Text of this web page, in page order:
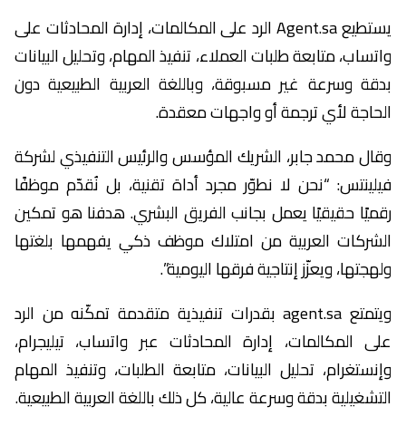
يستطيع Agent.sa الرد على المكالمات، إدارة المحادثات على
واتساب، متابعة طلبات العملاء، تنفيذ المهام، وتحليل البيانات
بدقة وسرعة غير مسبوقة، وباللغة العربية الطبيعية دون
الحاجة لأي ترجمة أو واجهات معقدة.
وقال محمد جابر، الشريك المؤسس والرئيس التنفيذي لشركة
فيلينتس: “نحن لا نطوّر مجرد أداة تقنية، بل نُقدّم موظفًا
رقميًا حقيقيًا يعمل بجانب الفريق البشري. هدفنا هو تمكين
الشركات العربية من امتلاك موظف ذكي يفهمها بلغتها
ولهجتها، ويعزّز إنتاجية فرقها اليومية”.
ويتمتع agent.sa بقدرات تنفيذية متقدمة تمكّنه من الرد
على المكالمات، إدارة المحادثات عبر واتساب، تيليجرام،
وإنستغرام، تحليل البيانات، متابعة الطلبات، وتنفيذ المهام
التشغيلية بدقة وسرعة عالية، كل ذلك باللغة العربية الطبيعية.